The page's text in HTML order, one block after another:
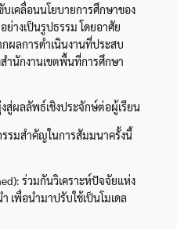
บเคลื่อนนโยบายการศึกษาของ
างเป็นรูปธรรม โดยอาศัย
ผลการดำเนินงานที่ประสบ
สำนักงานเขตพื้นที่การศึกษา
สู่ผลลัพธ์เชิงประจักษ์ต่อผู้เรียน
รมสำคัญในการสัมมนาครั้งนี้
ร่วมกันวิเคราะห์ปัจจัยแห่ง
เพื่อนำมาปรับใช้เป็นโมเดล